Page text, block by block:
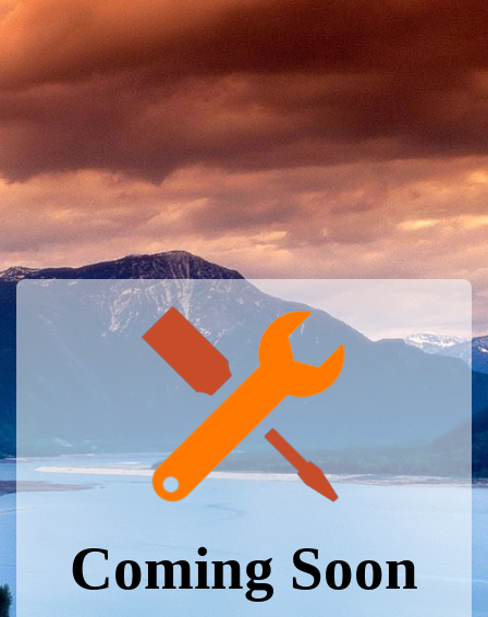
Coming Soon